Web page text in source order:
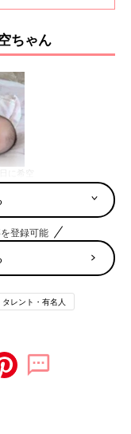
さんと夢空ちゃんは
ちゃん
に希空
」と辻
よ
ファミリーの様子を
のお世話になるの
を忘れちゃっていま
かせません。
登録可能
タレント・有名人